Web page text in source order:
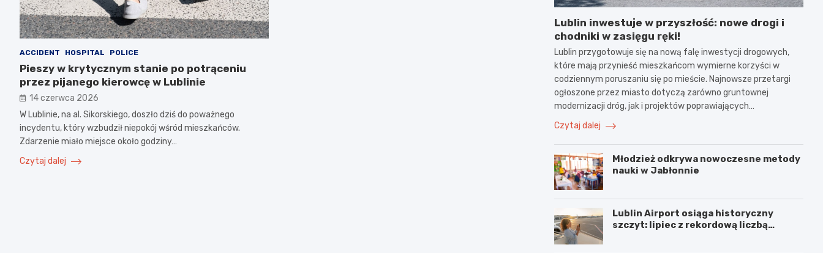
ACCIDENT HOSPITAL POLICE
Pieszy w krytycznym stanie po potrąceniu
przez pijanego kierowcę w Lublinie
14 czerwca 2026
W Lublinie, na al. Sikorskiego, doszło dziś do poważnego
incydentu, który wzbudził niepokój wśród mieszkańców.
Zdarzenie miało miejsce około godziny…
Czytaj dalej
Lublin inwestuje w przyszłość: nowe drogi i
chodniki w zasięgu ręki!
Lublin przygotowuje się na nową falę inwestycji drogowych,
które mają przynieść mieszkańcom wymierne korzyści w
codziennym poruszaniu się po mieście. Najnowsze przetargi
ogłoszone przez miasto dotyczą zarówno gruntownej
modernizacji dróg, jak i projektów poprawiających…
Czytaj dalej
Młodzież odkrywa nowoczesne metody
nauki w Jabłonnie
Lublin Airport osiąga historyczny
szczyt: lipiec z rekordową liczbą